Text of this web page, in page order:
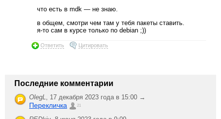
что есть в mdk — не знаю.
в общем, смотри чем там у тебя пакеты ставить.
я-то сам в курсе только по debian ;))
Ответить Цитировать
Последние комментарии
OlegL 17 декабря 2023 года в 15:00 →
Перекличка 21